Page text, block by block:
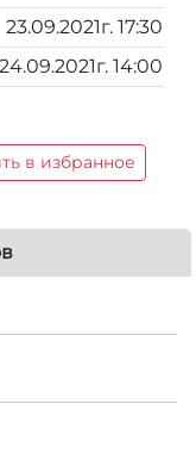
23.09.2021г. 17:30
24.09.2021г. 14:00
в избранное